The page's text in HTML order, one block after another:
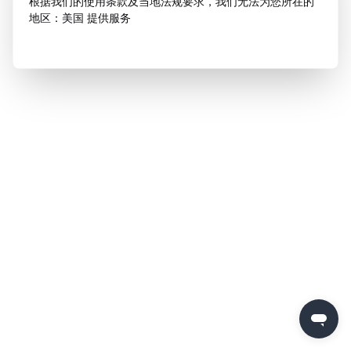
地区：美国 提供服务